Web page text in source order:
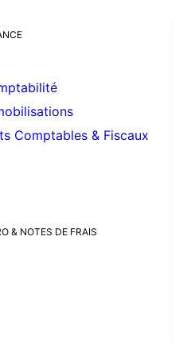
Comptables & Fiscaux
& NOTES DE FRAIS